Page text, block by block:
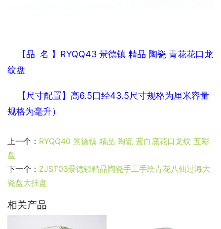
【品  名 】RYQQ43 景德镇 精品 陶瓷 青花花口龙
纹盘
【尺寸配置】高6.5口经43.5尺寸规格为厘米容量
规格为毫升）
上一个： RYQQ40 景德镇 精品 陶瓷 蓝白底花口龙纹 五彩
盘
下一个： ZJST03景德镇精品陶瓷手工手绘青花八仙过海大
瓷盘大挂盘
相关产品